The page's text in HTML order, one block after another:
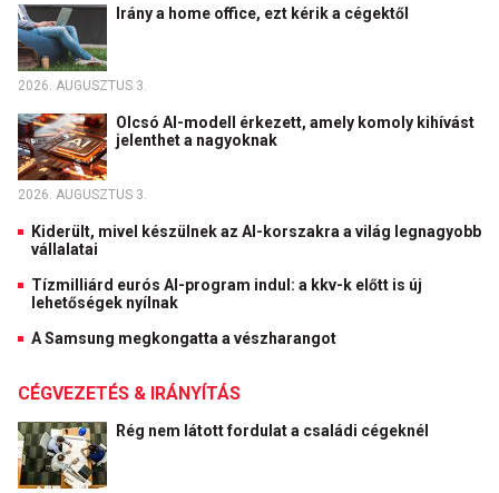
Irány a home office, ezt kérik a cégektől
2026. AUGUSZTUS 3.
Olcsó AI-modell érkezett, amely komoly kihívást
jelenthet a nagyoknak
2026. AUGUSZTUS 3.
Kiderült, mivel készülnek az AI-korszakra a világ legnagyobb
vállalatai
Tízmilliárd eurós AI-program indul: a kkv-k előtt is új
lehetőségek nyílnak
A Samsung megkongatta a vészharangot
CÉGVEZETÉS & IRÁNYÍTÁS
Rég nem látott fordulat a családi cégeknél